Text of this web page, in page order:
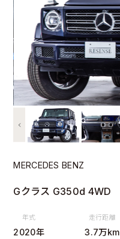
←
MERCEDES BENZ
Gクラス G350d 4WD
年式
2020年
走行距離
3.7万km